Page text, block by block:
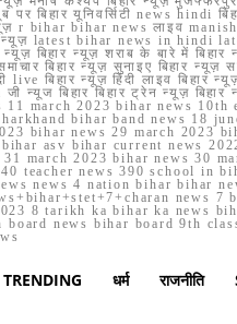
बिहार यूनिवर्सिटी news hindi
न्यूज़ r bihar bihar news लाइव
latest bihar news in hindi
बिहार न्यूज़ शराब के बारे में
न्यूज़ सुनाइए बिहार न्यूज़
न्यूज़ हिंदी लाइव बिहार न्यूज़
जी न्यूज बिहार बिहार ट्रेन
march 2023 bihar news
bihar band news 18
bihar news 29 march
asv bihar current news
march 2023 bihar news 30
news 390 school in
news 4 nation bihar bihar
news 7
8 tarikh ka bihar ka news
news bihar board 9th
TRENDING धर्म राजनीति